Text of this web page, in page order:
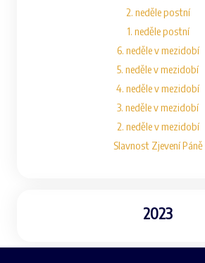
2. neděle postní
1. neděle postní
6. neděle v mezidobí
5. neděle v mezidobí
4. neděle v mezidobí
3. neděle v mezidobí
2. neděle v mezidobí
Slavnost Zjevení Páně
2023